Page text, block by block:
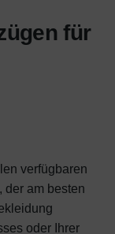
für
verfügbaren
der am besten
oder Ihrer